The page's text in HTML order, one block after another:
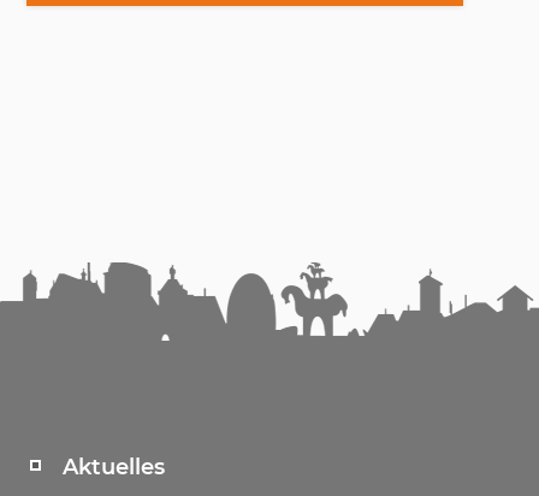
Aktuelles